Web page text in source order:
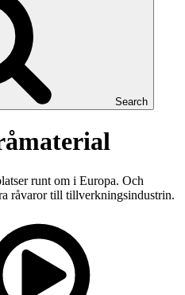
Search
runt om i Europa. Och
råvaror till tillverkningsindustrin.